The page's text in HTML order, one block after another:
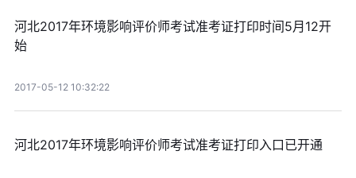
河北2017年环境影响评价师考试准考证打印时间5月12开
始
2017-05-12 10:32:22
河北2017年环境影响评价师考试准考证打印入口已开通